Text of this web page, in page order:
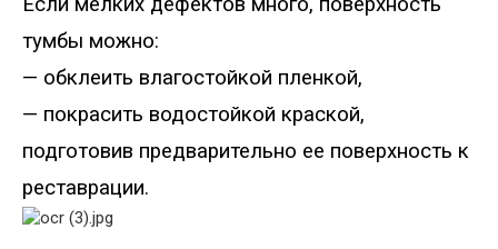
тумбы можно:
— обклеить влагостойкой пленкой,
— покрасить водостойкой краской,
подготовив предварительно ее поверхность к
реставрации.